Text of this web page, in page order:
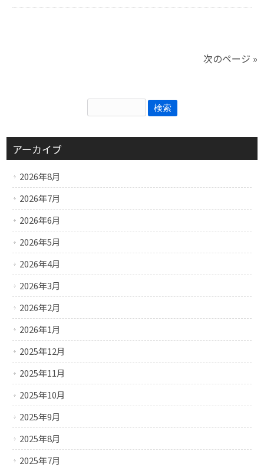
次のページ »
アーカイブ
2026年8月
2026年7月
2026年6月
2026年5月
2026年4月
2026年3月
2026年2月
2026年1月
2025年12月
2025年11月
2025年10月
2025年9月
2025年8月
2025年7月